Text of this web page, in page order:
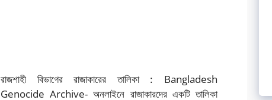
রাজশাহী বিভাগের রাজাকারের তালিকা : Bangladesh
Genocide Archive- অনলাইনে রাজাকারদের একটি তালিকা